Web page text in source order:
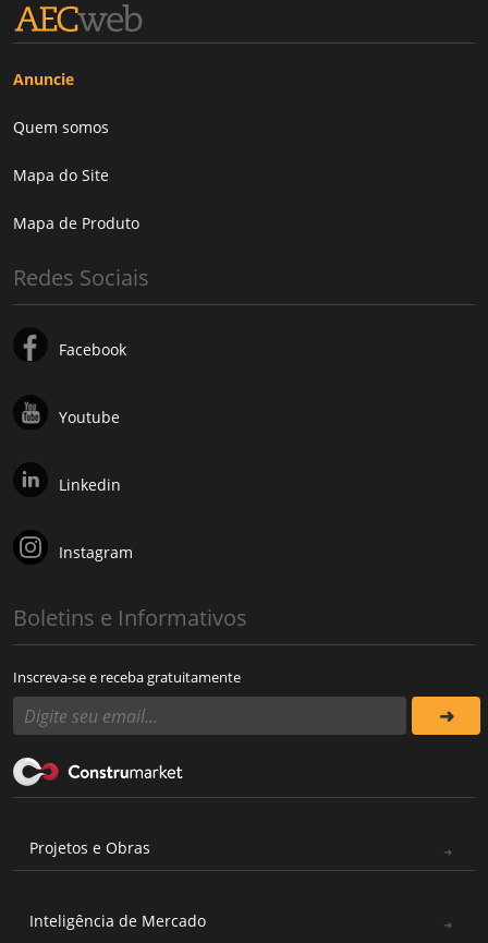
Anuncie
Quem somos
Mapa do Site
Mapa de Produto
Redes Sociais
Facebook
Youtube
Linkedin
Instagram
Boletins e Informativos
Inscreva-se e receba gratuitamente
Projetos e Obras
Inteligência de Mercado